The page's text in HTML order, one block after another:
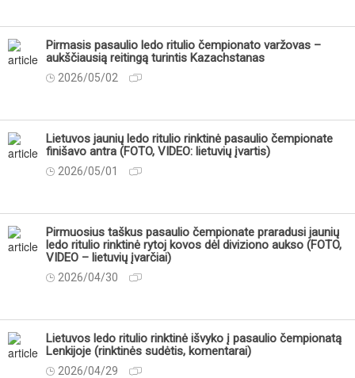
Pirmasis pasaulio ledo ritulio čempionato varžovas –
aukščiausią reitingą turintis Kazachstanas
2026/05/02
Lietuvos jaunių ledo ritulio rinktinė pasaulio čempionate
finišavo antra (FOTO, VIDEO: lietuvių įvartis)
2026/05/01
Pirmuosius taškus pasaulio čempionate praradusi jaunių
ledo ritulio rinktinė rytoj kovos dėl diviziono aukso (FOTO,
VIDEO – lietuvių įvarčiai)
2026/04/30
Lietuvos ledo ritulio rinktinė išvyko į pasaulio čempionatą
Lenkijoje (rinktinės sudėtis, komentarai)
2026/04/29